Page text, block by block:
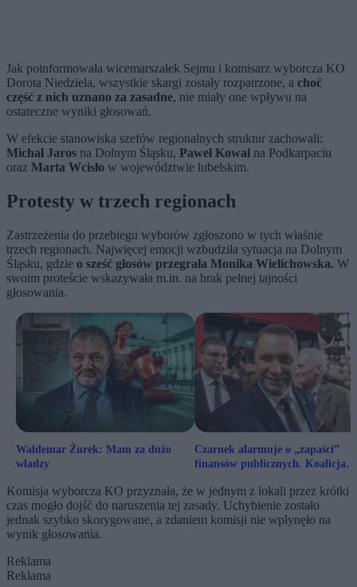
Jak poinformowała wicemarszałek Sejmu i komisarz wyborcza KO
Dorota Niedziela, wszystkie skargi zostały rozpatrzone, a choć
część z nich uznano za zasadne, nie miały one wpływu na
ostateczne wyniki głosowań.
W efekcie stanowiska szefów regionalnych struktur zachowali:
Michał Jaros na Dolnym Śląsku, Paweł Kowal na Podkarpaciu
oraz Marta Wcisło w województwie lubelskim.
Protesty w trzech regionach
Zastrzeżenia do przebiegu wyborów zgłoszono w tych właśnie
trzech regionach. Najwięcej emocji wzbudziła sytuacja na Dolnym
Śląsku, gdzie o sześć głosów przegrała Monika Wielichowska. W
swoim proteście wskazywała m.in. na brak pełnej tajności
głosowania.
Waldemar Żurek: Mam za dużo
władzy
Czarnek alarmuje o „zapaści”
finansów publicznych. Koalicja
Komisja wyborcza KO przyznała, że w jednym z lokali przez krótki
czas mogło dojść do naruszenia tej zasady. Uchybienie zostało
jednak szybko skorygowane, a zdaniem komisji nie wpłynęło na
wynik głosowania.
Reklama
Reklama